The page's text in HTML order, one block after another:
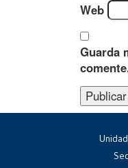
Web
Guarda